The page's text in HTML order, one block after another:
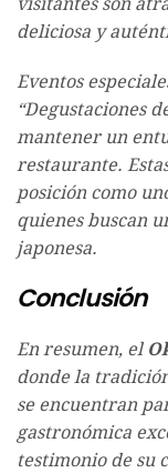
visitantes son
deliciosa y
Eventos
“Degustaciones
mantener un
restaurante.
posición como
quienes buscan
japonesa.
Conclusión
En resumen, el
donde la
se encuentran
gastronómica
testimonio de su